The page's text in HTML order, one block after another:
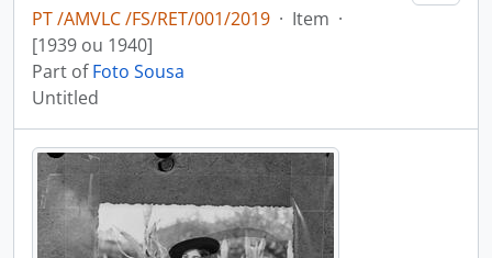
PT /AMVLC /FS/RET/001/2019 · Item ·
[1939 ou 1940]
Part ofFoto Sousa
Untitled